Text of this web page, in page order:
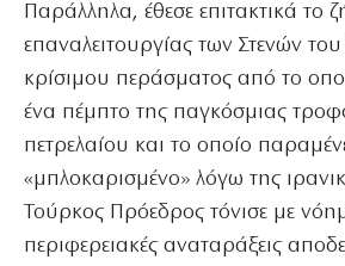
Παράλληλα, έθεσε επιτακτικά το
επαναλειτουργίας των Στενών
κρίσιμου περάσματος από το
ένα πέμπτο της παγκόσμιας
πετρελαίου και το οποίο
«μπλοκαρισμένο» λόγω της
Τούρκος Πρόεδρος τόνισε με
περιφερειακές αναταράξεις